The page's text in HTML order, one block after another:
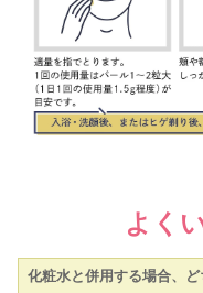
よく
化粧水と併用する場合、